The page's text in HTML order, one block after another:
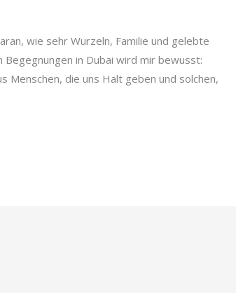
wie sehr Wurzeln, Familie und gelebte
Begegnungen in Dubai wird mir bewusst:
Menschen, die uns Halt geben und solchen,